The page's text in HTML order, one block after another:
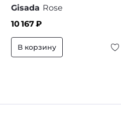
Gisada Rose
10 167₽
В корзину